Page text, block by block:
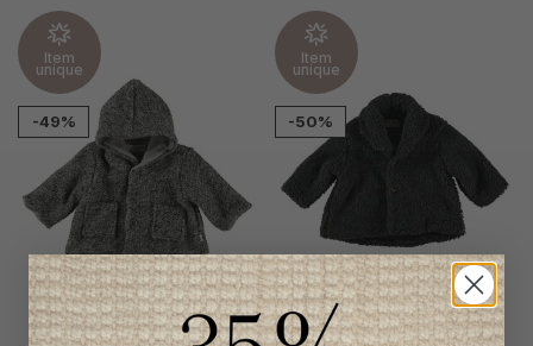
Item
unique
-49%
Item
unique
-50%